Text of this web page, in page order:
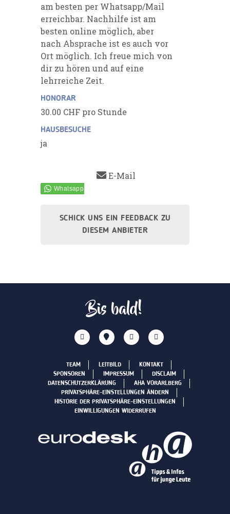
am besten per Whatsapp/Mail
erreichbar. Nachhilfe ist am
besten online möglich, aber
nach Absprache ist es auch vor
Ort möglich. Ich freue mich von
dir zu hören und auf eine
lehrreiche Zeit.
HONORAR
30.00 CHF pro Stunde
HAUSBESUCHE
ja
E-Mail
SCHICK UNS EIN FEEDBACK ZU
DIESEM ANBIETER
Bis bald!
TEAM LEITBILD
KONTAKT
SPONSOREN
IMPRESSUM
DISCLAIM
DATENSCHUTZERKLÄRUNG
AHA VORARLBERG
PRIVATSPHÄRE-EINSTELLUNGEN ÄNDERN
HISTORIE DER PRIVATSPHÄRE-EINSTELLUNGEN
EINWILLIGUNGEN WIDERRUFEN